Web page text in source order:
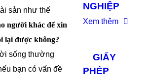
sản như thế
người khác để xin
lại được không?
sống thường
bạn có vấn đề
NGHIỆP
Xem thêm
GIẤY
PHÉP